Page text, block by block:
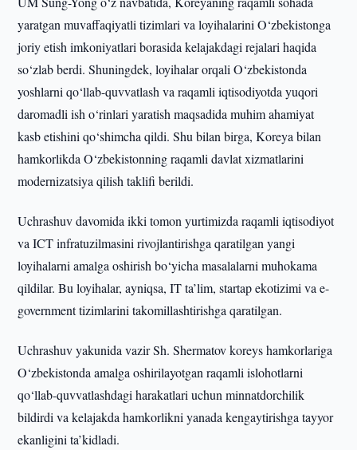
yaratgan muvaffaqiyatli tizimlari va loyihalarini O‘zbekistonga
joriy etish imkoniyatlari borasida kelajakdagi rejalari haqida
so‘zlab berdi. Shuningdek, loyihalar orqali O‘zbekistonda
yoshlarni qo‘llab-quvvatlash va raqamli iqtisodiyotda yuqori
daromadli ish o‘rinlari yaratish maqsadida muhim ahamiyat
kasb etishini qo‘shimcha qildi. Shu bilan birga, Koreya bilan
hamkorlikda O‘zbekistonning raqamli davlat xizmatlarini
modernizatsiya qilish taklifi berildi.
Uchrashuv davomida ikki tomon yurtimizda raqamli iqtisodiyot
va ICT infratuzilmasini rivojlantirishga qaratilgan yangi
loyihalarni amalga oshirish bo‘yicha masalalarni muhokama
qildilar. Bu loyihalar, ayniqsa, IT ta’lim, startap ekotizimi va e-
government tizimlarini takomillashtirishga qaratilgan.
Uchrashuv yakunida vazir Sh. Shermatov koreys hamkorlariga
O‘zbekistonda amalga oshirilayotgan raqamli islohotlarni
qo‘llab-quvvatlashdagi harakatlari uchun minnatdorchilik
bildirdi va kelajakda hamkorlikni yanada kengaytirishga tayyor
ekanligini ta’kidladi.